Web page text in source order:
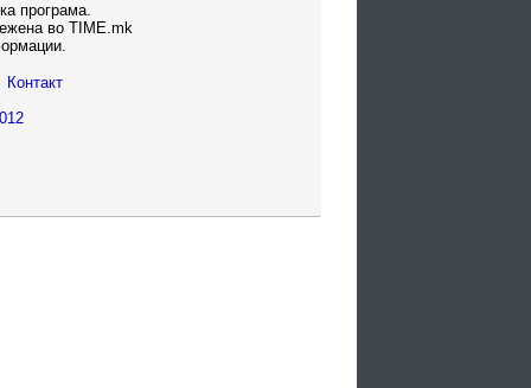
програма.
во TIME.mk
Контакт